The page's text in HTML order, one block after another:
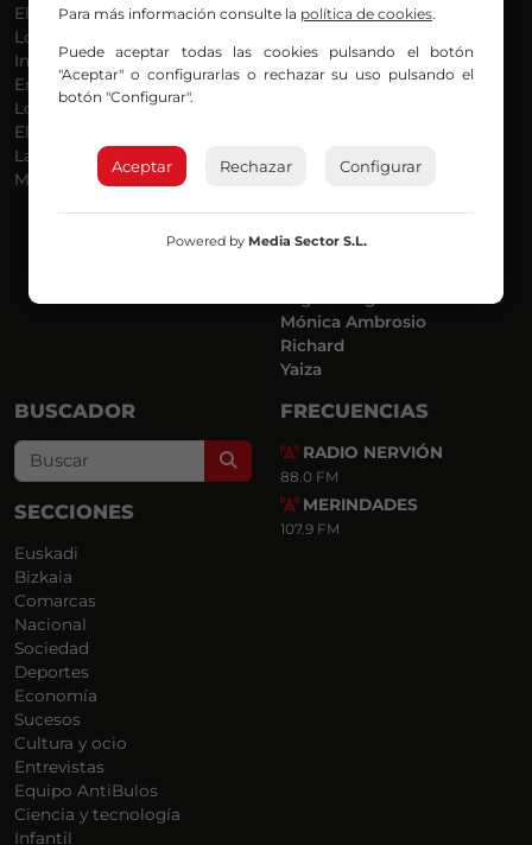
El Madrugador
Lo Más Nuevo
Informativos
En Ruta
Locos por la Música
El Supermadrugador
La Mañana de Radio Nervión
Más Madrugada
Dani
Eva Argote
Endika
Luis Carlos
Mónica Ambrosio
Richard
Yaiza
BUSCADOR
Search
SECCIONES
Euskadi
Bizkaia
Comarcas
Nacional
Sociedad
Deportes
Economía
Sucesos
Cultura y ocio
Entrevistas
Equipo AntiBulos
Ciencia y tecnología
Infantil
FRECUENCIAS
RADIO NERVIÓN
88.0 FM
MERINDADES
107.9 FM
Para más información consulte la política de cookies.
Puede aceptar todas las cookies pulsando el botón
"Aceptar" o configurarlas o rechazar su uso pulsando el
botón "Configurar".
Aceptar Rechazar Configurar
Powered by Media Sector S.L.